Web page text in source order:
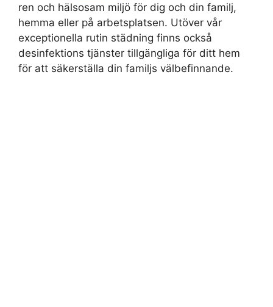
ren och hälsosam miljö för dig och din familj,
hemma eller på arbetsplatsen. Utöver vår
exceptionella rutin städning finns också
desinfektions tjänster tillgängliga för ditt hem
för att säkerställa din familjs välbefinnande.